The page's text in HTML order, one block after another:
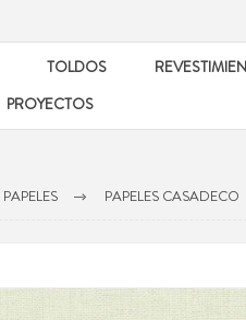
TOLDOS
PROYECTOS
PAPELES PAPELES CASADECO